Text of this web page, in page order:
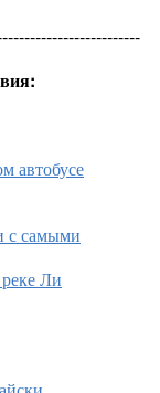
автобусе
с самыми
Ли